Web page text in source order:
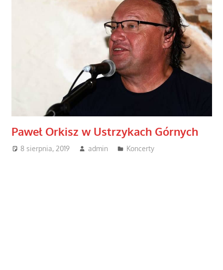
Paweł Orkisz w Ustrzykach Górnych
8 sierpnia, 2019 admin Koncerty